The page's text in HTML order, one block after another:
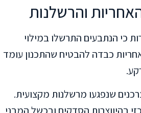
והרשלנות
כי הנתבעים התרשלו במילוי
כבדה להבטיח שהתכנון עומד
שנפגעו מרשלנות מקצועית.